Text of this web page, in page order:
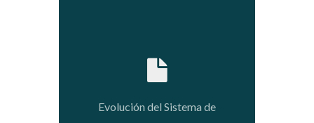
Evolución del Sistema de